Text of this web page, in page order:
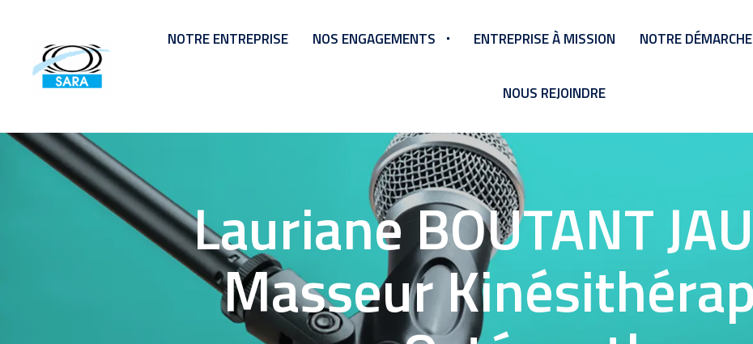
NOTRE ENTREPRISE NOS ENGAGEMENTS ENTREPRISE À MISSION NOTRE
NOUS REJOINDRE
Lauriane BOUTANT
Masseur